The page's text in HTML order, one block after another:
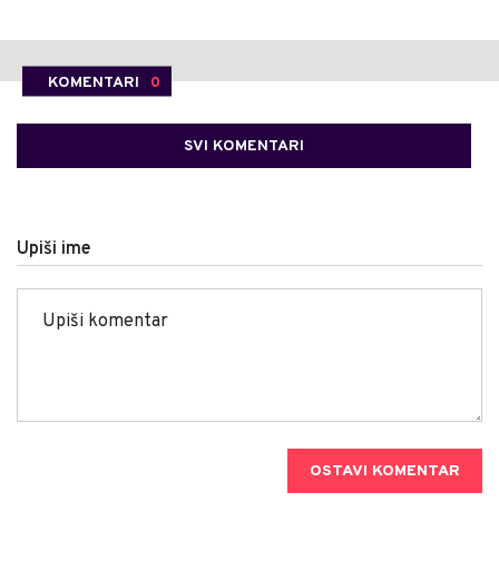
KOMENTARI 0
SVI KOMENTARI
Upiši ime
OSTAVI KOMENTAR